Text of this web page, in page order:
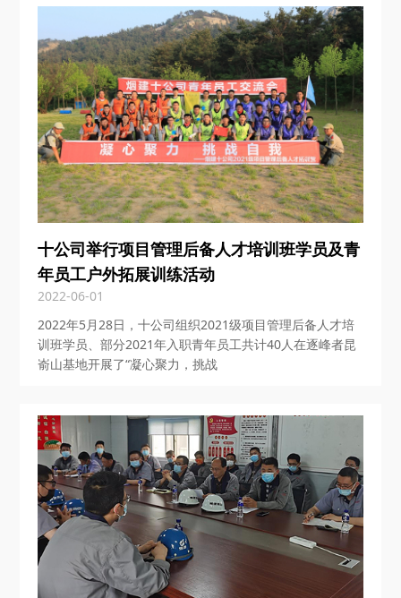
十公司举行项目管理后备人才培训班学员及青
年员工户外拓展训练活动
2022-06-01
2022年5月28日，十公司组织2021级项目管理后备人才培
训班学员、部分2021年入职青年员工共计40人在逐峰者昆
嵛山基地开展了“凝心聚力，挑战